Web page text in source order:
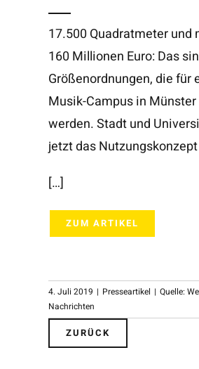
17.500 Quadratmeter und
160 Millionen Euro: Das
Größenordnungen, die für
Musik-Campus in
werden. Stadt und
jetzt das
[…]
ZUM ARTIKEL
4. Juli 2019 | Presseartikel | Quelle:
Nachrichten
ZURÜCK